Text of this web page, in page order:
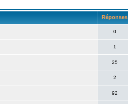
Réponses
0
1
25
2
92